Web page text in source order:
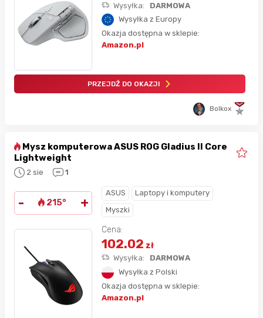
Wysyłka:
DARMOWA
Wysyłka z Europy
Okazja dostępna w sklepie:
Amazon.pl
PRZEJDŹ DO OKAZJI
Bolkox
Mysz komputerowa ASUS ROG Gladius II Core
Lightweight
2 sie 1
- 215° +
ASUS
Laptopy i komputery
Myszki
Cena:
102.02 zł
Wysyłka:
DARMOWA
Wysyłka z Polski
Okazja dostępna w sklepie:
Amazon.pl